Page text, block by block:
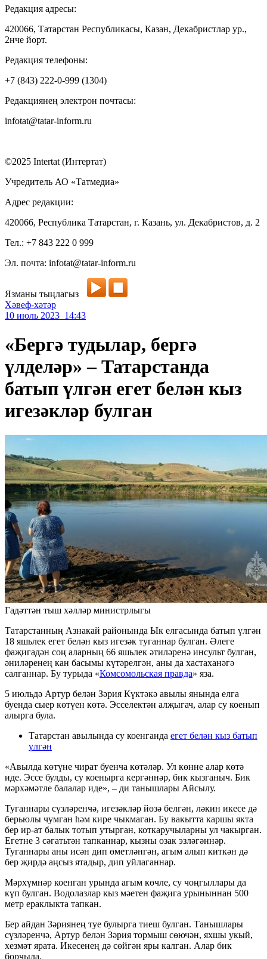
Редакция адресы:
420066, Татарстан Республикасы, Казан, Декабристлар ур.,
2нче йорт.
Редакция телефоны:
+7 (843) 222-0-999 (1304)
Редакциянең электрон почтасы:
infotat@tatar-inform.ru
©2025 Intertat (Интертат)
Учредитель АО «Татмедиа»
Адрес редакции:
420066, Республика Татарстан, г. Казань, ул. Декабристов, д. 2
Тел.: +7 843 222 0 999
Эл. почта: infotat@tatar-inform.ru
Язманы тыңлагыз
Хәвеф-хәтәр
10 июль 2023 14:43
«Бергә тудылар, бергә
үлделәр» – Татарстанда
батып үлгән егет белән кыз
игезәкләр булган
Гадәттән тыш хәлләр министрлыгы
Татарстанның Азнакай районында Ык елгасында батып үлгән
18 яшьлек егет белән кыз игезәк туганнар булган. Әлеге
фаҗигадән соң аларның 66 яшьлек әтиләренә инсульт булган,
әниләренең кан басымы күтәрелгән, аны да хастаханәгә
салганнар. Бу турыда «Комсомольская правда» яза.
5 июльдә Артур белән Зәрия Күктәкә авылы янында елга
буенда сыер көтүен көтә. Эсселектән алҗыгач, алар су коенып
алырга була.
Татарстан авылында су коенганда егет белән кыз батып
үлгән
«Авылда көтүне чират буенча көтәләр. Ул көнне алар көтә
иде. Эссе булды, су коенырга кергәннәр, бик кызганыч. Бик
мәрхәмәтле балалар иде», – ди танышлары Айсылу.
Туганнары сүзләренчә, игезәкләр йөзә белгән, ләкин икесе дә
берьюлы чумган һәм кире чыкмаган. Бу вакытта каршы якта
бер ир-ат балык тотып утырган, коткаручыларны ул чакырган.
Егетне 3 сәгатьтән тапканнар, кызны озак эзләгәннәр.
Туганнары аны исән дип өметләнгән, агым алып киткән дә
бер җирдә аңсыз ятадыр, дип уйлаганнар.
Мәрхүмнәр коенган урында агым көчле, су чоңгыллары да
күп булган. Водолазлар кыз мәетен фаҗига урыныннан 500
метр ераклыкта тапкан.
Бер айдан Зәриянең туе булырга тиеш булган. Танышлары
сүзләренчә, Артур белән Зәрия тормыш сөючән, яхшы укый,
хезмәт ярата. Икесенең дә сөйгән яры калган. Алар бик
борчыла.